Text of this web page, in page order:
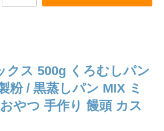
クス 500g くろむしパン
粉 / 黒蒸しパン MIX ミ
やつ 手作り 饅頭 カス